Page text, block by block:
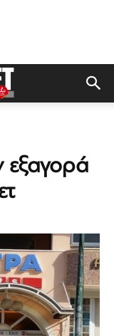
εξαγορά